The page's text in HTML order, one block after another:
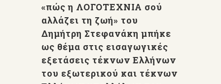
«πώς η ΛΟΓΟΤΕΧΝΙΑ σού
αλλάζει τη ζωή» του
Δημήτρη Στεφανάκη μπήκε
ως θέμα στις εισαγωγικές
εξετάσεις τέκνων Ελλήνων
του εξωτερικού και τέκνων